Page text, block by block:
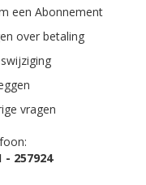
een Abonnement
over betaling
vragen
- 257924